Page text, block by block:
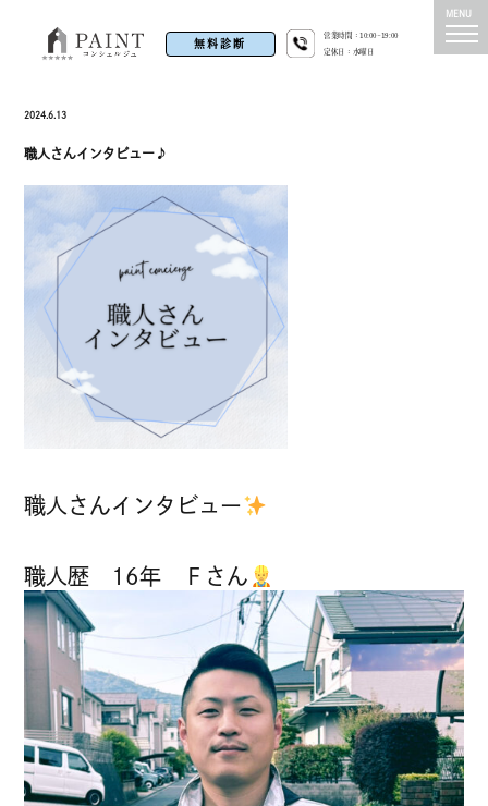
無料診断
営業時間：10:00~19:00
定休日：水曜日
2024.6.13
職人さんインタビュー♪
職人さんインタビュー
職人歴 16年 Ｆさん